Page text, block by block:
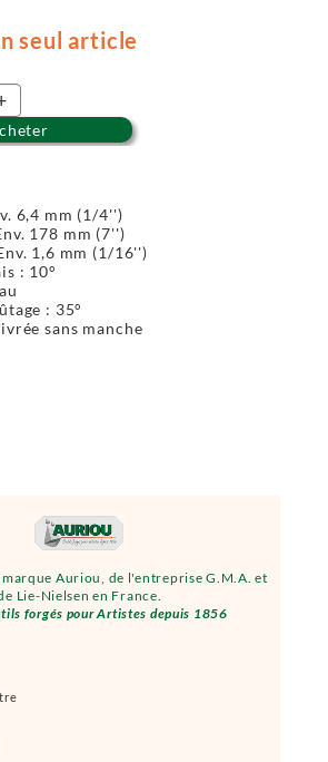
Auriou, de l'entreprise G.M.A. et
Lie-Nielsen en France.
forgés pour Artistes depuis 1856
seul article
6,4 mm (1/4'')
178 mm (7'')
1,6 mm (1/16'')
: 10°
: 35°
sans manche